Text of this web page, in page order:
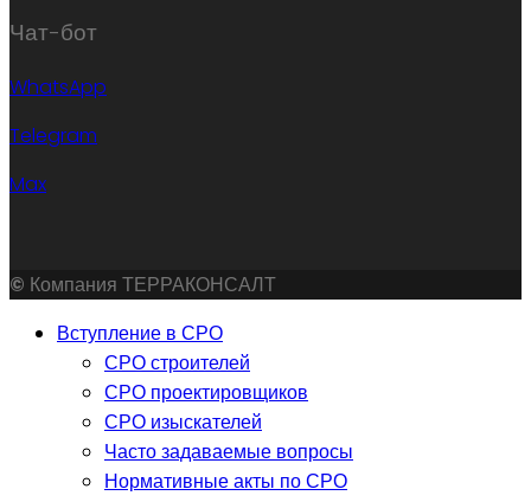
Чат-бот
WhatsApp
Telegram
Max
© Компания ТЕРРАКОНСАЛТ
Вступление в СРО
СРО строителей
СРО проектировщиков
СРО изыскателей
Часто задаваемые вопросы
Нормативные акты по СРО